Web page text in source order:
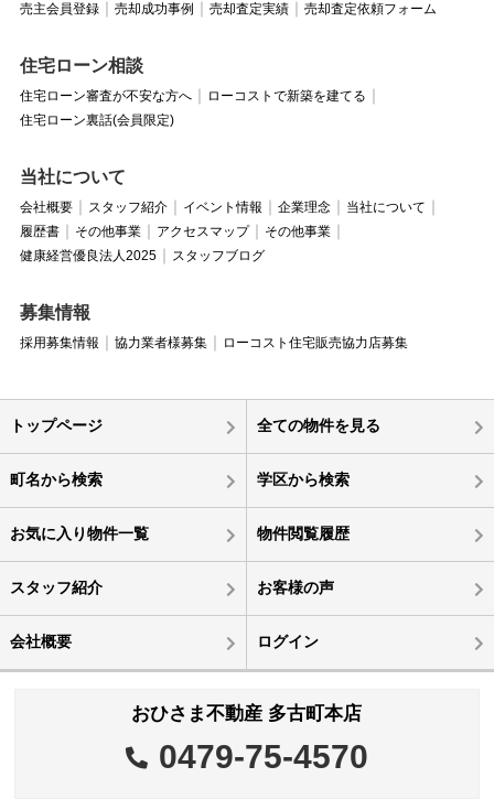
売主会員登録
売却成功事例 売却査定実績 売却査定依頼フォーム
住宅ローン相談
住宅ローン審査が不安な方へ
ローコストで新築を建てる
住宅ローン裏話(会員限定)
当社について
会社概要 スタッフ紹介 イベント情報 企業理念
当社について
履歴書
その他事業 アクセスマップ
その他事業
健康経営優良法人2025
スタッフブログ
募集情報
採用募集情報 協力業者様募集 ローコスト住宅販売協力店募集
トップページ 全ての物件を見る
町名から検索 学区から検索
お気に入り物件一覧 物件閲覧履歴
スタッフ紹介 お客様の声
会社概要 ログイン
おひさま不動産 多古町本店
0479-75-4570